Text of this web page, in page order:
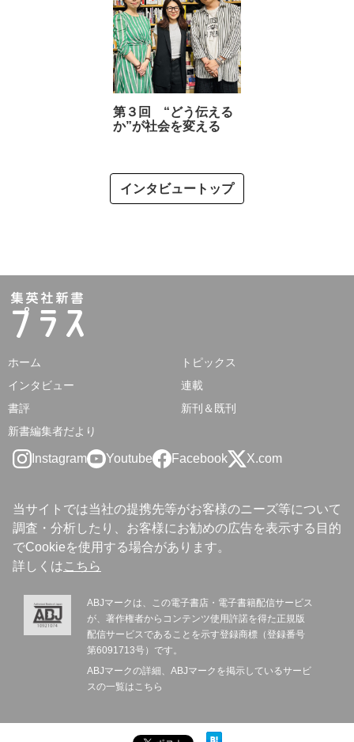
第３回 “どう伝える
か”が社会を変える
インタビュートップ
ホーム
トピックス
インタビュー
連載
書評
新刊＆既刊
新書編集者だより
Instagram Youtube Facebook X.com
当サイトでは当社の提携先等がお客様のニーズ等について
調査・分析したり、お客様にお勧めの広告を表示する目的
でCookieを使用する場合があります。
詳しくはこちら
ABJマークは、この電子書店・電子書籍配信サービス
が、著作権者からコンテンツ使用許諾を得た正規版
配信サービスであることを示す登録商標（登録番号
第6091713号）です。
ABJマークの詳細、ABJマークを掲示しているサービ
スの一覧はこちら